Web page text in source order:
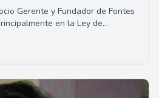
Gerente y Fundador de Fontes
en la Ley de